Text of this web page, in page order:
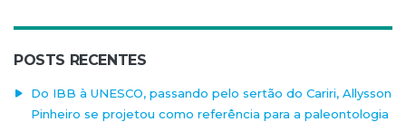
POSTS RECENTES
Do IBB à UNESCO, passando pelo sertão do Cariri, Allysson
Pinheiro se projetou como referência para a paleontologia